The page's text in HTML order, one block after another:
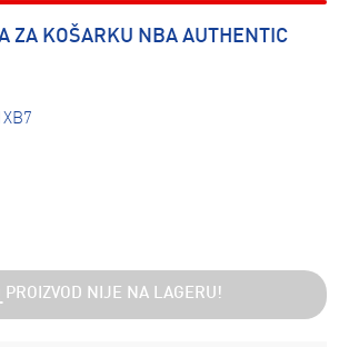
ZA KOŠARKU NBA AUTHENTIC
PROIZVOD NIJE NA LAGERU!